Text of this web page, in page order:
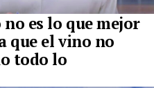
es lo que mejor
que el vino no
todo lo